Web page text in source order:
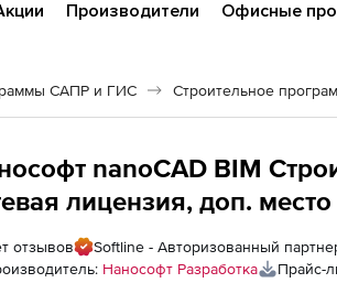
Производители Офисные
САПР и ГИС
nanoCAD BIM
лицензия, доп. место
отзывов
Softline - Авторизованный
Нанософт Разработка Прайс-